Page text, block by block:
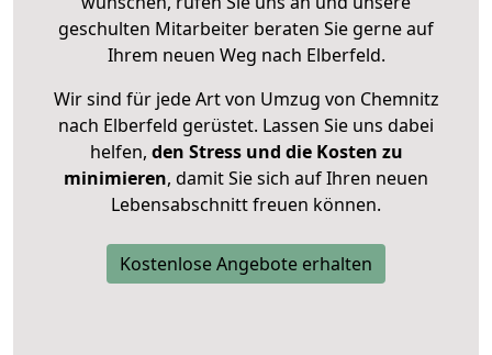
geschulten Mitarbeiter beraten Sie gerne auf
Ihrem neuen Weg nach Elberfeld.
Wir sind für jede Art von Umzug von Chemnitz
nach Elberfeld gerüstet. Lassen Sie uns dabei
helfen, den Stress und die Kosten zu
minimieren, damit Sie sich auf Ihren neuen
Lebensabschnitt freuen können.
Kostenlose Angebote erhalten